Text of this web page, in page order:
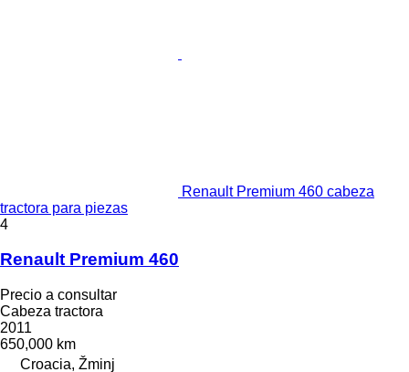
Renault Premium 460 cabeza
tractora para piezas
4
Renault Premium 460
Precio a consultar
Cabeza tractora
2011
650,000 km
Croacia, Žminj